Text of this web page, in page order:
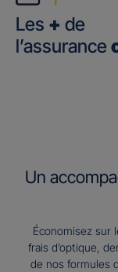
Les + de
l’assurance
Un
Économisez sur
frais d’optique,
de nos formules